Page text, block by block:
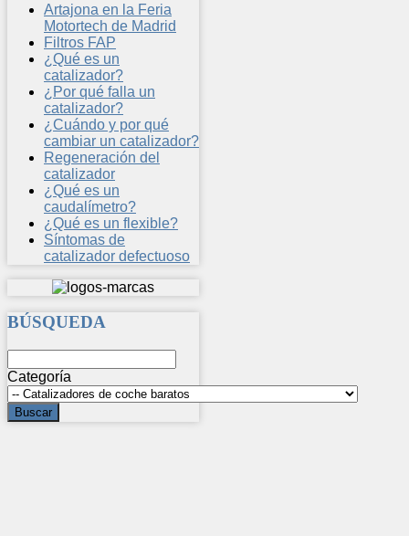
Artajona en la Feria
Motortech de Madrid
Filtros FAP
¿Qué es un
catalizador?
¿Por qué falla un
catalizador?
¿Cuándo y por qué
cambiar un catalizador?
Regeneración del
catalizador
¿Qué es un
caudalímetro?
¿Qué es un flexible?
Síntomas de
catalizador defectuoso
BÚSQUEDA
Categoría